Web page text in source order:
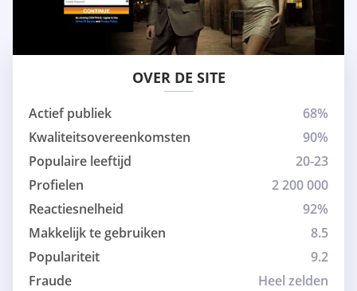
OVER DE SITE
Actief publiek
68%
Kwaliteitsovereenkomsten
90%
Populaire leeftijd
20-23
Profielen
2 200 000
Reactiesnelheid
92%
Makkelijk te gebruiken
8.5
Populariteit
9.2
Fraude
Heel zelden